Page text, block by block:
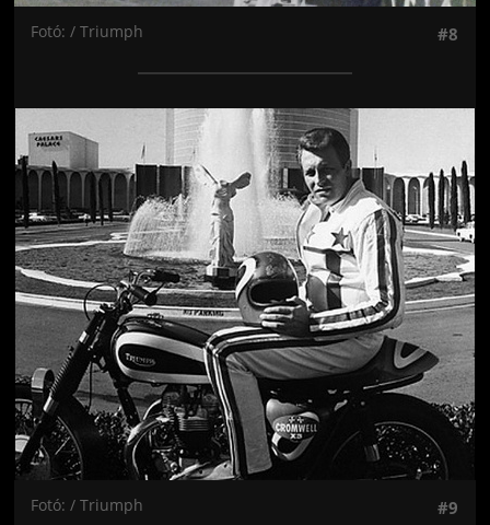
Fotó: / Triumph #8
Jön még kép!
Fotó: / Triumph #9